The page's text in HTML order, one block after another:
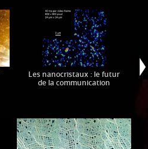
Les nanocristaux : le futur
de la communication